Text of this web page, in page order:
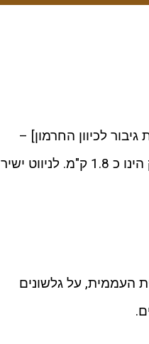
מכיוון צומת גיבור לכיוון החרמון] –
כלומר אם מגיעים מקריית 8 – האנדרטה תהיה משמאלינו. – המרחק הינו כ 1.8 ק"מ. לניווט ישיר
מאירגון החזית העממית, על גלשונים